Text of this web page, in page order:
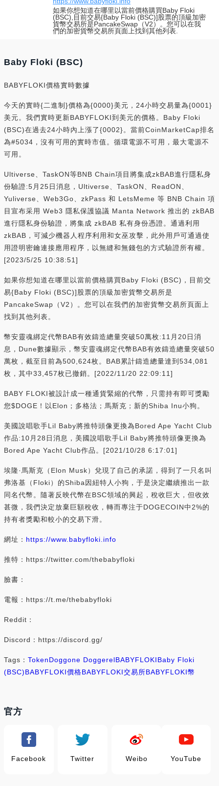
如果你想知道在哪里以當前價格購買Baby Floki
(BSC),目前交易{Baby Floki (BSC)]股票的頂級加密
貨幣交易所是PancakeSwap（V2）。您可以在我
們的加密貨幣交易所頁面上找到其他列表.
Baby Floki (BSC)
BABYFLOKI價格實時數據
今天的實時{二進制}價格為{0000}美元，24小時交易量為{0001}
美元。我們實時更新BABYFLOKI到美元的價格。Baby Floki
(BSC)在過去24小時內上漲了{0002}。當前CoinMarketCap排名
為#5034，沒有可用的實時市值。循環電源不可用，最大電源不
可用。
Ultiverse、TaskON等BNB Chain項目將集成zkBAB進行隱私身
份驗證:5月25日消息，Ultiverse、TaskON、ReadON、
Yuliverse、Web3Go、zkPass 和 LetsMeme 等 BNB Chain 項
目宣布采用 Web3 隱私保護協議 Manta Network 推出的 zkBAB
進行隱私身份驗證，將集成 zkBAB 私有身份憑證。通過利用
zkBAB，可減少機器人程序利用和女巫攻擊，此外用戶可通過使
用證明密鑰連接應用程序，以無縫和無錢包的方式驗證所有權。
[2023/5/25 10:38:51]
如果你想知道在哪里以當前價格購買Baby Floki (BSC)，目前交
易{Baby Floki (BSC)]股票的頂級加密貨幣交易所是
PancakeSwap（V2）。您可以在我們的加密貨幣交易所頁面上
找到其他列表。
幣安靈魂綁定代幣BAB有效鑄造總量突破50萬枚:11月20日消
息，Dune數據顯示，幣安靈魂綁定代幣BAB有效鑄造總量突破50
萬枚，截至目前為500,624枚。BAB累計鑄造總量達到534,081
枚，其中33,457枚已撤銷。[2022/11/20 22:09:11]
BABY FLOKI被設計成一種通貨緊縮的代幣，只需持有即可獎勵
您$DOGE！以Elon；多格法；馬斯克；新的Shiba Inu小狗。
美國說唱歌手Lil Baby將推特頭像更換為Bored Ape Yacht Club
作品:10月28日消息，美國說唱歌手Lil Baby將推特頭像更換為
Bored Ape Yacht Club作品。[2021/10/28 6:17:01]
埃隆·馬斯克（Elon Musk）兌現了自己的承諾，得到了一只名叫
弗洛基（Floki）的Shiba因紐特人小狗，于是決定繼續推出一款
同名代幣。隨著反映代幣在BSC領域的興起，稅收巨大，但收效
甚微，我們決定放棄巨額稅收，轉而專注于DOGECOIN中2%的
持有者獎勵和較小的交易下滑。
網址： https://www.babyfloki.info
推特：https://twitter.com/thebabyfloki
臉書：
電報：https://t.me/thebabyfloki
Reddit：
Discord：https://discord.gg/
Tags： TokenDoggone DoggerelBABYFLOKIBaby Floki
(BSC)BABYFLOKI價格BABYFLOKI交易所BABYFLOKI幣
官方
Facebook Twitter Weibo YouTube